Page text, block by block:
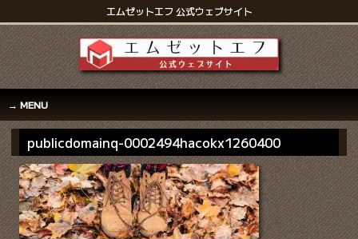
エムゼットエフ 公式ウェブサイト
MENU
publicdomainq-0002494hacokx1260400